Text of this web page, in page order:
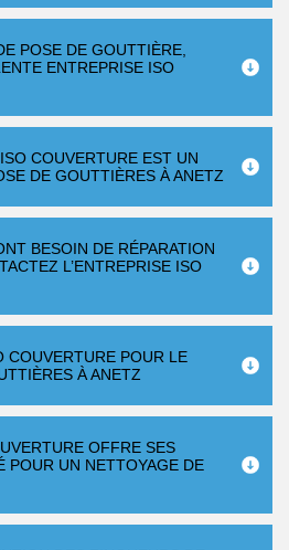
POSE DE GOUTTIÈRE,
ENTREPRISE ISO
COUVERTURE EST UN
DE GOUTTIÈRES À ANETZ
BESOIN DE RÉPARATION
L’ENTREPRISE ISO
COUVERTURE POUR LE
À ANETZ
OFFRE SES
POUR UN NETTOYAGE DE